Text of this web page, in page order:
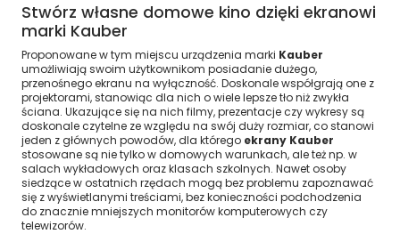
Stwórz własne domowe kino dzięki ekranowi
marki Kauber
Proponowane w tym miejscu urządzenia marki Kauber
umożliwiają swoim użytkownikom posiadanie dużego,
przenośnego ekranu na wyłączność. Doskonale współgrają one z
projektorami, stanowiąc dla nich o wiele lepsze tło niż zwykła
ściana. Ukazujące się na nich filmy, prezentacje czy wykresy są
doskonale czytelne ze względu na swój duży rozmiar, co stanowi
jeden z głównych powodów, dla którego ekrany Kauber
stosowane są nie tylko w domowych warunkach, ale też np. w
salach wykładowych oraz klasach szkolnych. Nawet osoby
siedzące w ostatnich rzędach mogą bez problemu zapoznawać
się z wyświetlanymi treściami, bez konieczności podchodzenia
do znacznie mniejszych monitorów komputerowych czy
telewizorów.